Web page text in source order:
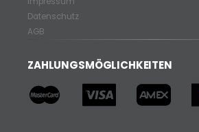
Datenschutz
AGB
ZAHLUNGSMÖGLICHKEITEN